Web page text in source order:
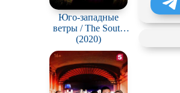
Юго-западные
ветры / The South
Westerlies
(2020)